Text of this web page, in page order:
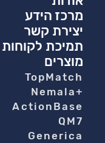
מרכז הידע
יצירת קשר
תמיכת לקוחות
מוצרים
TopMatch
+Nemala
ActionBase
QM7
Generica